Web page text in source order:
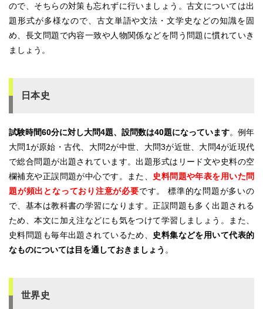
ので、そちらの対策も忘れずに行いましょう。古文については出
題形式が多様なので、古文単語や文法・文学史などの知識を固
め、長文問題で内容一致や人物関係などを問う問題に慣れていき
ましょう。
日本史
試験時間60分に対し大問4題、設問数は40題になっています。例年
大問1が原始・古代、大問2が中世、大問3が近世、大問4が近現代
で総合問題が出題されています。出題形式はリード文や史料の空
欄補充や正誤問題が中心です。また、
史料問題や年表を用いた問
題が頻出となっており注意が必要です。 標準的な問題が多いの
で、基本は教科書の学習になります。正誤問題も多く出題される
ため、本文に加え注などにも気をつけて学習しましょう。また、
史料問題も毎年出題されているため、
史料集などを用いて代表的
なものについては目を通しておきましょう 。
世界史